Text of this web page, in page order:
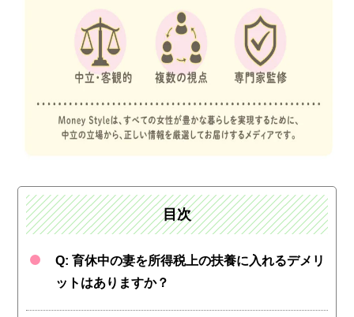
目次
Q: 育休中の妻を所得税上の扶養に入れるデメリ
ットはありますか？